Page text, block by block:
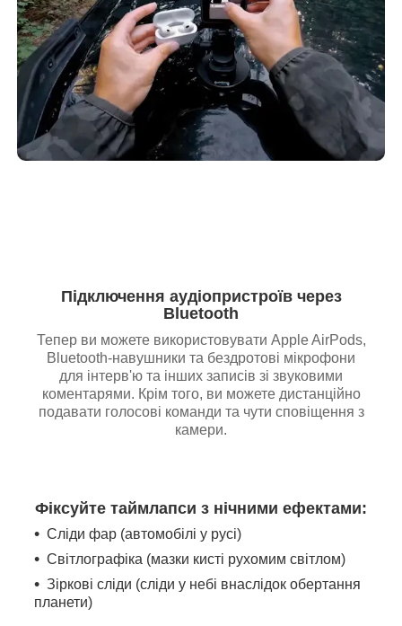
Підключення аудіопристроїв через
Bluetooth
Тепер ви можете використовувати Apple AirPods,
Bluetooth-навушники та бездротові мікрофони
для інтерв'ю та інших записів зі звуковими
коментарями. Крім того, ви можете дистанційно
подавати голосові команди та чути сповіщення з
камери.
Фіксуйте таймлапси з нічними ефектами:
Сліди фар (автомобілі у русі)
Світлографіка (мазки кисті рухомим світлом)
Зіркові сліди (сліди у небі внаслідок обертання
планети)